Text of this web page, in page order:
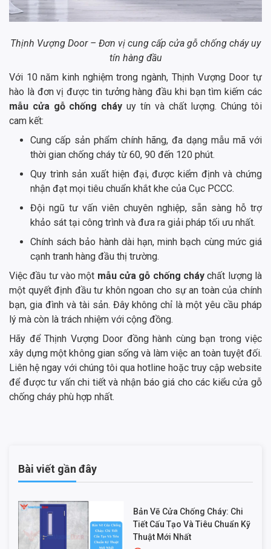
Thịnh Vượng Door – Đơn vị cung cấp cửa gỗ chống cháy uy
tín hàng đầu
Với 10 năm kinh nghiệm trong ngành, Thịnh Vượng Door tự
hào là đơn vị được tin tưởng hàng đầu khi bạn tìm kiếm các
mẫu cửa gỗ chống cháy uy tín và chất lượng. Chúng tôi
cam kết:
Cung cấp sản phẩm chính hãng, đa dạng mẫu mã với
thời gian chống cháy từ 60, 90 đến 120 phút.
Quy trình sản xuất hiện đại, được kiểm định và chứng
nhận đạt mọi tiêu chuẩn khắt khe của Cục PCCC.
Đội ngũ tư vấn viên chuyên nghiệp, sẵn sàng hỗ trợ
khảo sát tại công trình và đưa ra giải pháp tối ưu nhất.
Chính sách bảo hành dài hạn, minh bạch cùng mức giá
cạnh tranh hàng đầu thị trường.
Việc đầu tư vào một mẫu cửa gỗ chống cháy chất lượng là
một quyết định đầu tư khôn ngoan cho sự an toàn của chính
bạn, gia đình và tài sản. Đây không chỉ là một yêu cầu pháp
lý mà còn là trách nhiệm với cộng đồng.
Hãy để Thịnh Vượng Door đồng hành cùng bạn trong việc
xây dựng một không gian sống và làm việc an toàn tuyệt đối.
Liên hệ ngay với chúng tôi qua hotline hoặc truy cập website
để được tư vấn chi tiết và nhận báo giá cho các kiểu cửa gỗ
chống cháy phù hợp nhất.
Bài viết gần đây
Bản Vẽ Cửa Chống Cháy: Chi
Tiết Cấu Tạo Và Tiêu Chuẩn Kỹ
Thuật Mới Nhất